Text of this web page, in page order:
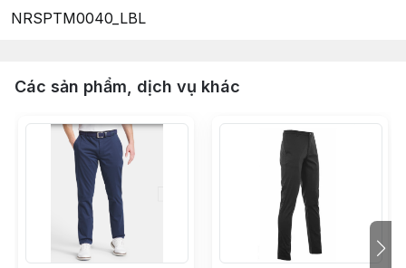
NRSPTM0040_LBL
Các sản phẩm, dịch vụ khác